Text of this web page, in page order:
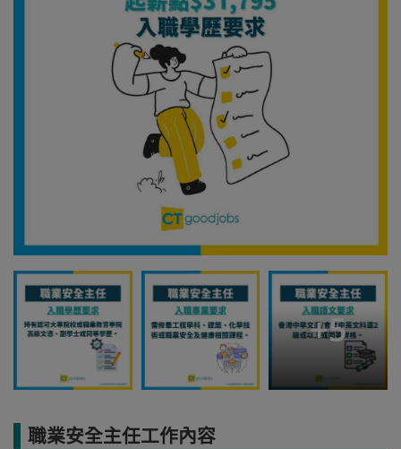
+5
職業安全主任工作內容